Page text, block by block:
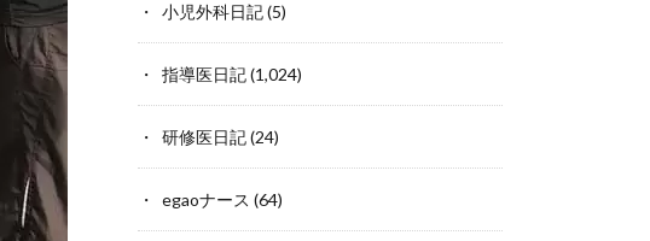
小児外科日記(5)
指導医日記(1,024)
研修医日記(24)
egaoナース (64)